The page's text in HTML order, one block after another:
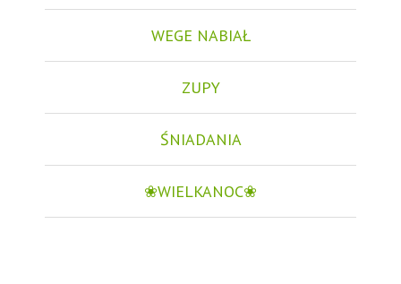
WEGE NABIAŁ
ZUPY
ŚNIADANIA
❀WIELKANOC❀